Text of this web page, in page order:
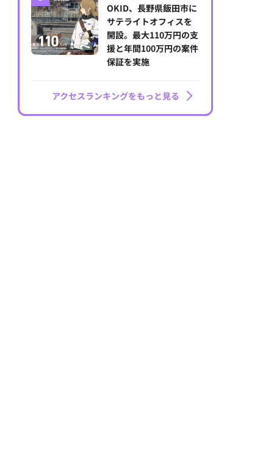
OKID、長野県飯田市に
サテライトオフィスを
開設。最大110万円の支
援と年間100万円の案件
保証を実施
アクセスランキングをもっと見る